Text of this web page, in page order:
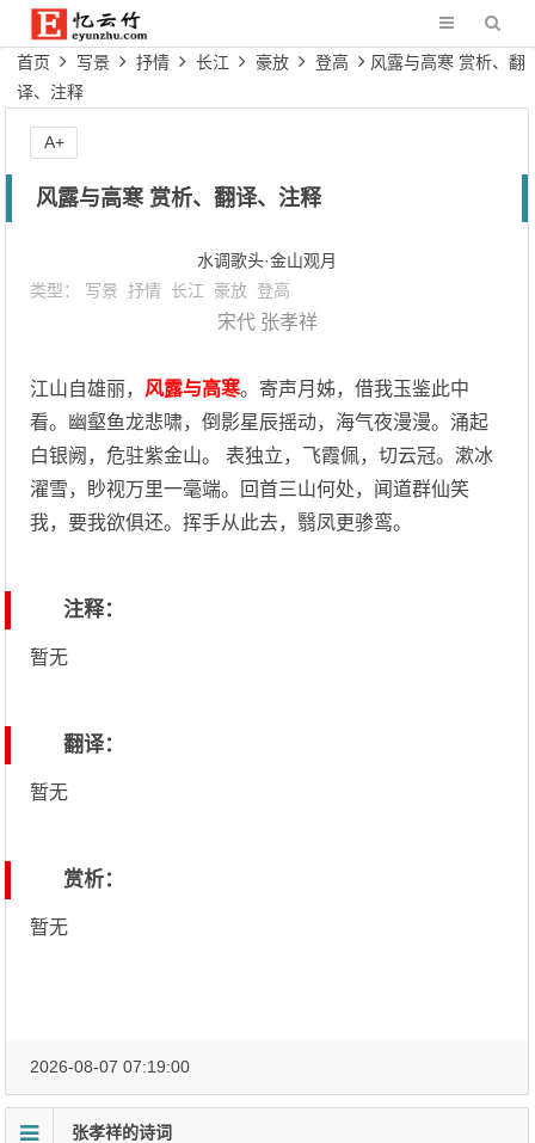
首页 写景 抒情 长江 豪放 登高
风露与高寒 赏析、翻
译、注释
风露与高寒 赏析、翻译、注释
水调歌头·金山观月
类型： 写景 抒情 长江 豪放 登高
宋代 张孝祥
江山自雄丽， 风露与高寒。寄声月姊，借我玉鉴此中
看。幽壑鱼龙悲啸，倒影星辰摇动，海气夜漫漫。涌起
白银阙，危驻紫金山。 表独立，飞霞佩，切云冠。漱冰
濯雪，眇视万里一毫端。回首三山何处，闻道群仙笑
我，要我欲俱还。挥手从此去，翳凤更骖鸾。
注释：
暂无
翻译：
暂无
赏析：
暂无
A+
2026-08-07 07:19:00
张孝祥的诗词